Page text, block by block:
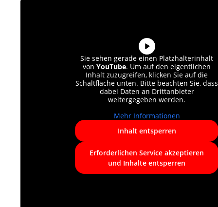
Sie sehen gerade einen Platzhalterinhalt
von YouTube. Um auf den eigentlichen
Inhalt zuzugreifen, klicken Sie auf die
Schaltfläche unten. Bitte beachten Sie, dass
dabei Daten an Drittanbieter
weitergegeben werden.
Mehr Informationen
Inhalt entsperren
Erforderlichen Service akzeptieren
und Inhalte entsperren